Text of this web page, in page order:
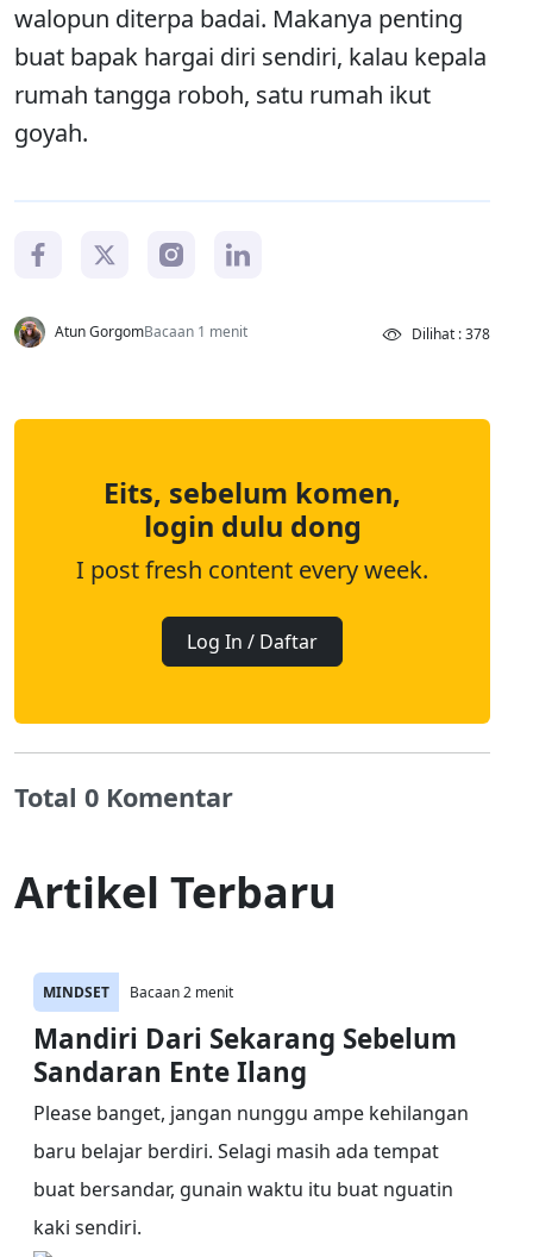
walopun diterpa badai. Makanya penting
buat bapak hargai diri sendiri, kalau kepala
rumah tangga roboh, satu rumah ikut
goyah.
Atun GorgomBacaan 1 menit Dilihat : 378
Eits, sebelum komen,
login dulu dong
I post fresh content every week.
Log In / Daftar
Total 0 Komentar
Artikel Terbaru
MINDSET Bacaan 2 menit
Mandiri Dari Sekarang Sebelum
Sandaran Ente Ilang
Please banget, jangan nunggu ampe kehilangan
baru belajar berdiri. Selagi masih ada tempat
buat bersandar, gunain waktu itu buat nguatin
kaki sendiri.